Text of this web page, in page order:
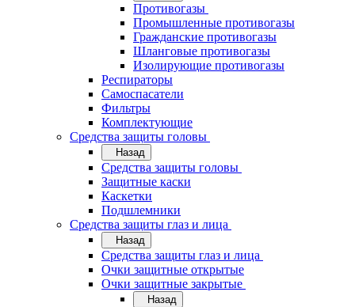
Противогазы
Промышленные противогазы
Гражданские противогазы
Шланговые противогазы
Изолирующие противогазы
Респираторы
Самоспасатели
Фильтры
Комплектующие
Средства защиты головы
Назад
Средства защиты головы
Защитные каски
Каскетки
Подшлемники
Средства защиты глаз и лица
Назад
Средства защиты глаз и лица
Очки защитные открытые
Очки защитные закрытые
Назад